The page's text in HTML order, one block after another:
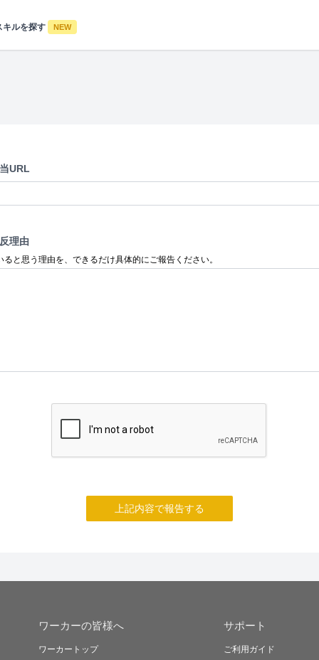
キルを探す NEW
URL
理由
ると思う理由を、できるだけ具体的にご報告ください。
上記内容で報告する
ワーカーの皆様へ
ワーカートップ
サポート
ご利用ガイド